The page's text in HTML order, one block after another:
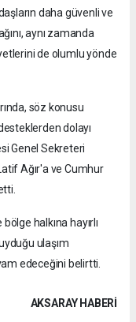
daha güvenli ve
aynı zamanda
de olumlu yönde
söz konusu
dolayı
Genel Sekreteri
Ağır'a ve Cumhur
halkına hayırlı
ulaşım
edeceğini belirtti.
AKSARAY HABERİ